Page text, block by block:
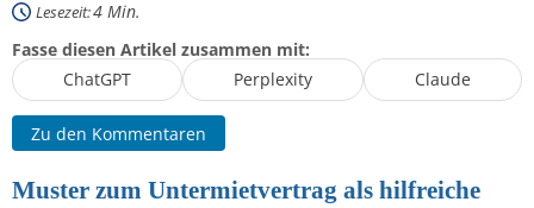
Lesezeit:4 Min.
Fasse diesen Artikel zusammen mit:
ChatGPT
Perplexity Claude
Zu den Kommentaren
Muster zum Untermietvertrag als hilfreiche